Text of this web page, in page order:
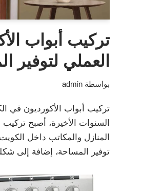
تركيب أبواب
العملي لتوفير
بواسطة admin
تركيب أبواب الأكورديون في
السنوات الأخيرة، أصبح
المنازل والمكاتب داخل
توفير المساحة، إضافة إلى